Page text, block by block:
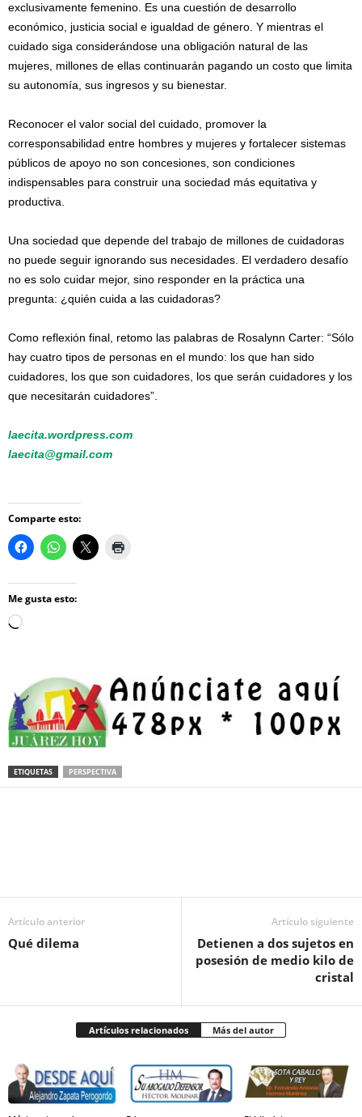
exclusivamente femenino. Es una cuestión de desarrollo
económico, justicia social e igualdad de género. Y mientras el
cuidado siga considerándose una obligación natural de las
mujeres, millones de ellas continuarán pagando un costo que limita
su autonomía, sus ingresos y su bienestar.
Reconocer el valor social del cuidado, promover la
corresponsabilidad entre hombres y mujeres y fortalecer sistemas
públicos de apoyo no son concesiones, son condiciones
indispensables para construir una sociedad más equitativa y
productiva.
Una sociedad que depende del trabajo de millones de cuidadoras
no puede seguir ignorando sus necesidades. El verdadero desafío
no es solo cuidar mejor, sino responder en la práctica una
pregunta: ¿quién cuida a las cuidadoras?
Como reflexión final, retomo las palabras de Rosalynn Carter: “Sólo
hay cuatro tipos de personas en el mundo: los que han sido
cuidadores, los que son cuidadores, los que serán cuidadores y los
que necesitarán cuidadores”.
laecita.wordpress.com
laecita@gmail.com
Comparte esto:
Me gusta esto:
Loading…
ETIQUETAS PERSPECTIVA
Artículo anterior
Qué dilema
Artículo siguiente
Detienen a dos sujetos en
posesión de medio kilo de
cristal
Artículos relacionados Más del autor